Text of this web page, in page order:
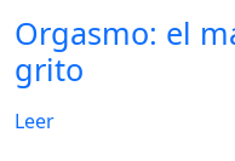
Orgasmo: el
grito
Leer